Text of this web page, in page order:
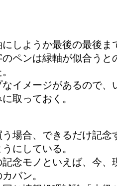
しようか最後の最後ま
ペンは緑軸が似合うと
イメージがあるので、
取っておく。
場合、できるだけ記念
にしている。
念モノといえば、今、
バン。